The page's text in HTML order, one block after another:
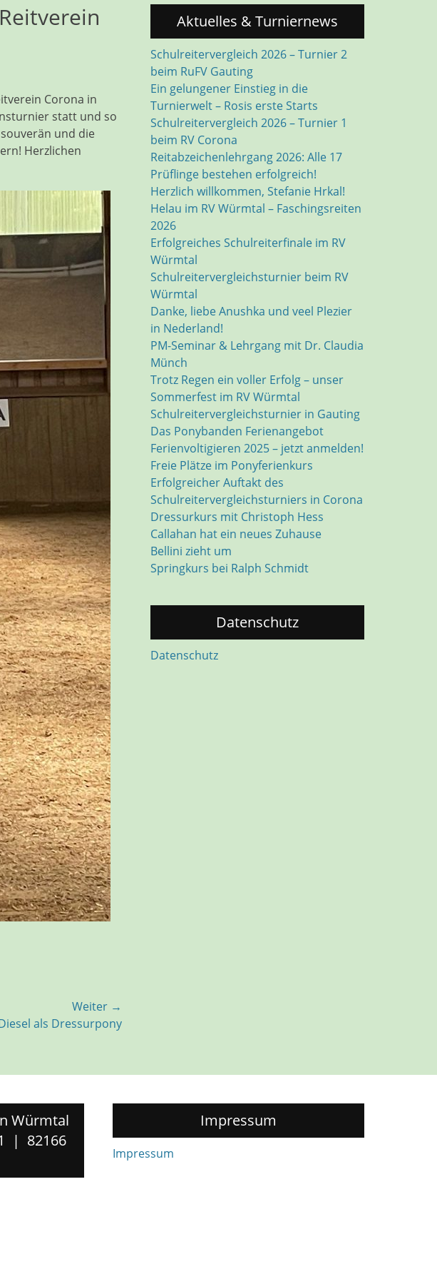
Corona in
statt und so
und die
Herzlichen
Weiter →
als Dressurpony
Aktuelles & Turniernews
Schulreitervergleich 2026 – Turnier 2
beim RuFV Gauting
Ein gelungener Einstieg in die
Turnierwelt – Rosis erste Starts
Schulreitervergleich 2026 – Turnier 1
beim RV Corona
Reitabzeichenlehrgang 2026: Alle 17
Prüflinge bestehen erfolgreich!
Herzlich willkommen, Stefanie Hrkal!
Helau im RV Würmtal – Faschingsreiten
2026
Erfolgreiches Schulreiterfinale im RV
Würmtal
Schulreitervergleichsturnier beim RV
Würmtal
Danke, liebe Anushka und veel Plezier
in Nederland!
PM-Seminar & Lehrgang mit Dr. Claudia
Münch
Trotz Regen ein voller Erfolg – unser
Sommerfest im RV Würmtal
Schulreitervergleichsturnier in Gauting
Das Ponybanden Ferienangebot
Ferienvoltigieren 2025 – jetzt anmelden!
Freie Plätze im Ponyferienkurs
Erfolgreicher Auftakt des
Schulreitervergleichsturniers in Corona
Dressurkurs mit Christoph Hess
Callahan hat ein neues Zuhause
Bellini zieht um
Springkurs bei Ralph Schmidt
Datenschutz
Datenschutz
Würmtal
| 82166
Impressum
Impressum